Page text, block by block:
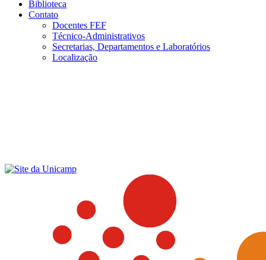
Biblioteca
Contato
Docentes FEF
Técnico-Administrativos
Secretarias, Departamentos e Laboratórios
Localização